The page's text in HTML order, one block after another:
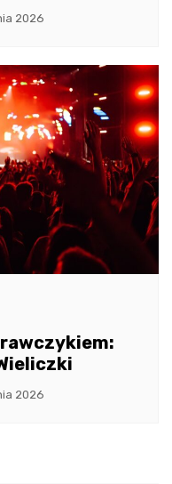
2026
2026